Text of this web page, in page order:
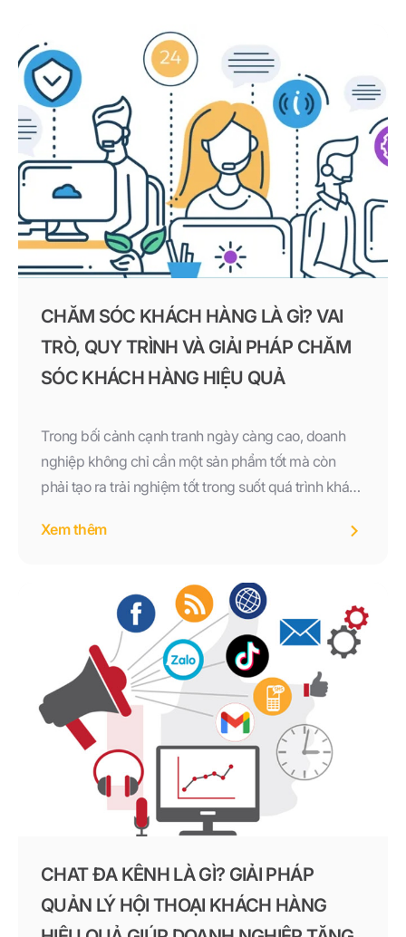
CHĂM SÓC KHÁCH HÀNG LÀ GÌ? VAI
TRÒ, QUY TRÌNH VÀ GIẢI PHÁP CHĂM
SÓC KHÁCH HÀNG HIỆU QUẢ
Trong bối cảnh cạnh tranh ngày càng cao, doanh
nghiệp không chỉ cần một sản phẩm tốt mà còn
phải tạo ra trải nghiệm tốt trong suốt quá trình khách
chăm sóc khách hàng ngày càng trở thành một hoạt
Xem thêm
CHAT ĐA KÊNH LÀ GÌ? GIẢI PHÁP
QUẢN LÝ HỘI THOẠI KHÁCH HÀNG